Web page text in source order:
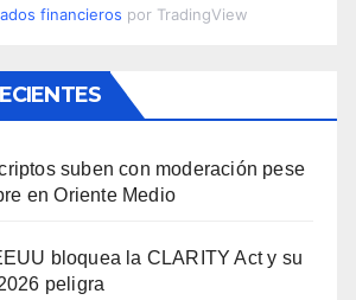
financieros por TradingView
suben con moderación pese
en Oriente Medio
bloquea la CLARITY Act y su
peligra